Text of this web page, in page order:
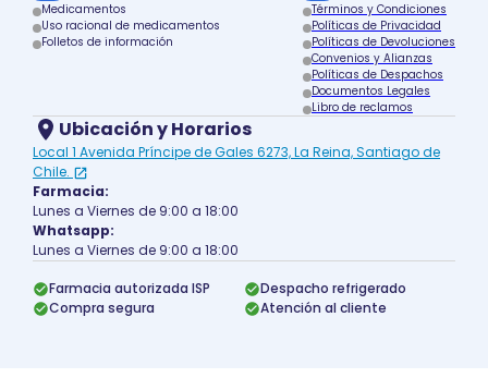
Medicamentos
Uso racional de medicamentos
Folletos de información
Términos y Condiciones
Políticas de Privacidad
Políticas de Devoluciones
Convenios y Alianzas
Políticas de Despachos
Documentos Legales
Libro de reclamos
Ubicación y Horarios
Local 1 Avenida Príncipe de Gales 6273, La Reina, Santiago de
Chile.
Farmacia:
Lunes a Viernes de 9:00 a 18:00
Whatsapp:
Lunes a Viernes de 9:00 a 18:00
Farmacia autorizada ISP
Despacho refrigerado
Compra segura
Atención al cliente